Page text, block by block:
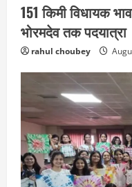
151 किमी विधायक
भोरमदेव तक पदयात्रा
rahul choubey